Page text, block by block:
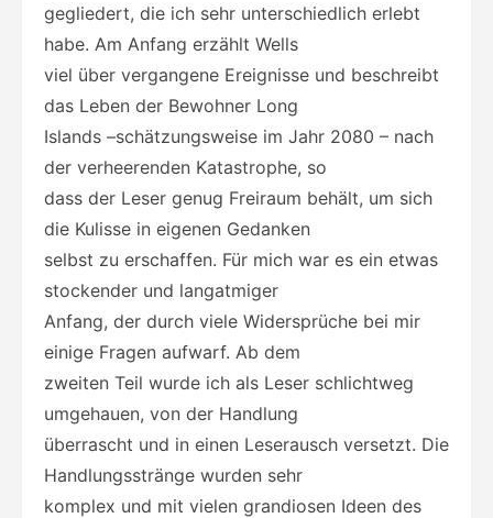
gegliedert, die ich sehr unterschiedlich erlebt
habe. Am Anfang erzählt Wells
viel über vergangene Ereignisse und beschreibt
das Leben der Bewohner Long
Islands –schätzungsweise im Jahr 2080 – nach
der verheerenden Katastrophe, so
dass der Leser genug Freiraum behält, um sich
die Kulisse in eigenen Gedanken
selbst zu erschaffen. Für mich war es ein etwas
stockender und langatmiger
Anfang, der durch viele Widersprüche bei mir
einige Fragen aufwarf. Ab dem
zweiten Teil wurde ich als Leser schlichtweg
umgehauen, von der Handlung
überrascht und in einen Leserausch versetzt. Die
Handlungsstränge wurden sehr
komplex und mit vielen grandiosen Ideen des